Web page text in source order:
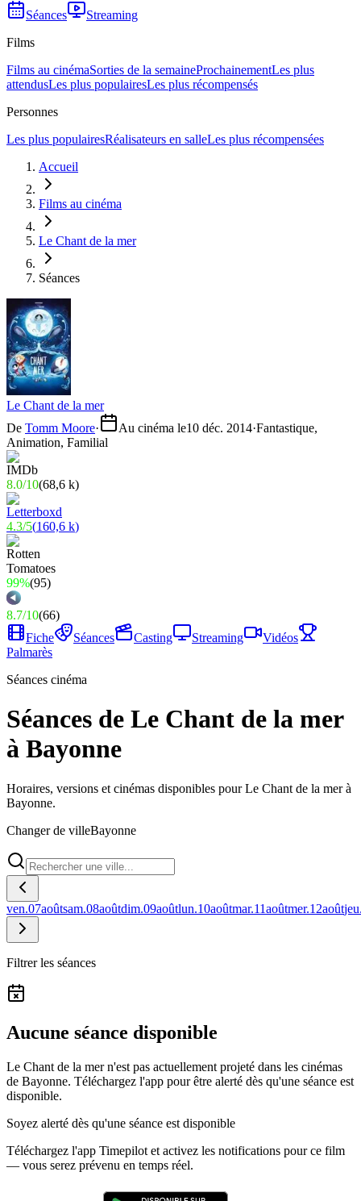
Séances
Streaming
Films
Films au cinémaSorties de la semaineProchainementLes plus
attendusLes plus populairesLes plus récompensés
Personnes
Les plus populairesRéalisateurs en salleLes plus récompensées
Accueil
Films au cinéma
Le Chant de la mer
Séances
Le Chant de la mer
De Tomm Moore· Au cinéma le10 déc. 2014·Fantastique,
Animation, Familial
8.0/10(68,6 k)
4.3/5(160,6 k)
99%(95)
8.7/10(66)
Fiche
Séances Casting Streaming
Vidéos
Palmarès
Séances cinéma
Séances de Le Chant de la mer
à Bayonne
Horaires, versions et cinémas disponibles pour Le Chant de la mer à
Bayonne.
Changer de villeBayonne
ven.07aoûtsam.08aoûtdim.09aoûtlun.10aoûtmar.11aoûtmer.12août
Filtrer les séances
Aucune séance disponible
Le Chant de la mer n'est pas actuellement projeté dans les cinémas
de Bayonne. Téléchargez l'app pour être alerté dès qu'une séance est
disponible.
Soyez alerté dès qu'une séance est disponible
Téléchargez l'app Timepilot et activez les notifications pour ce film
— vous serez prévenu en temps réel.